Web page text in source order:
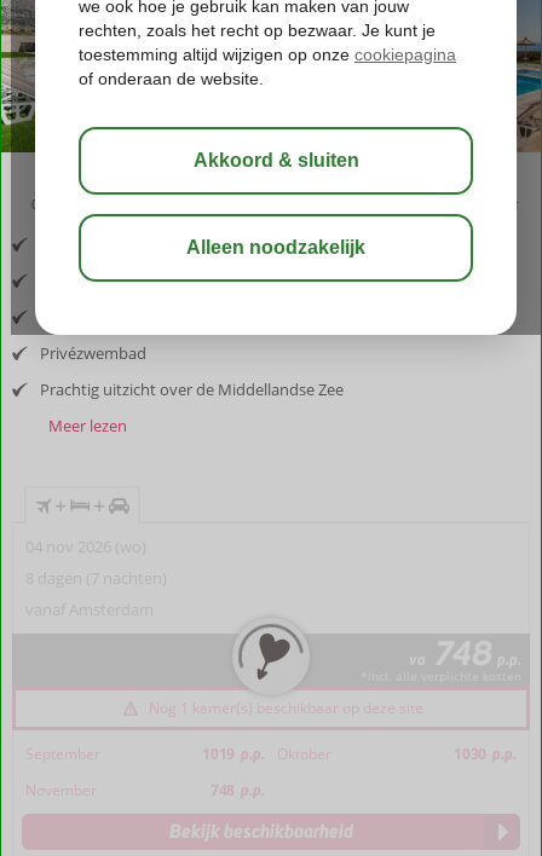
03:30 bewaar
Inclusief vlucht en huurauto
Gelegen in Triopetra
Privézwembad
Prachtig uitzicht over de Middellandse Zee
Meer lezen
+ +
04 nov 2026 (wo)
8 dagen (7 nachten)
vanaf Amsterdam
va 748 p.p.
Nog 1 kamer(s) beschikbaar op deze site
September 1019 p.p. Oktober 1030 p.p.
November
748 p.p.
Bekijk beschikbaarheid